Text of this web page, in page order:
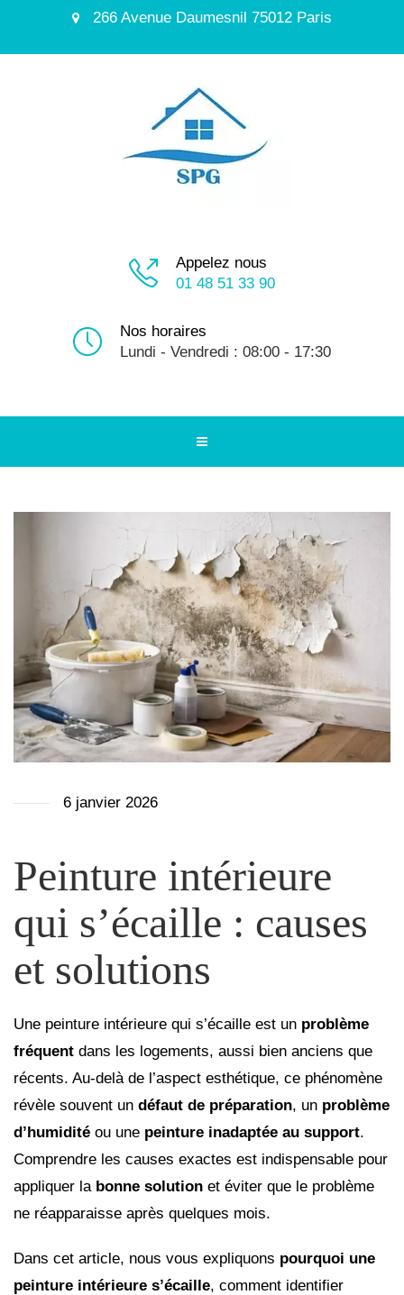
266 Avenue Daumesnil 75012 Paris
Appelez nous
01 48 51 33 90
Nos horaires
Lundi - Vendredi : 08:00 - 17:30
6 janvier 2026
Peinture intérieure
qui s’écaille : causes
et solutions
Une peinture intérieure qui s’écaille est un problème
fréquent dans les logements, aussi bien anciens que
récents. Au-delà de l’aspect esthétique, ce phénomène
révèle souvent un défaut de préparation, un problème
d’humidité ou une peinture inadaptée au support.
Comprendre les causes exactes est indispensable pour
appliquer la bonne solution et éviter que le problème
ne réapparaisse après quelques mois.
Dans cet article, nous vous expliquons pourquoi une
peinture intérieure s’écaille, comment identifier